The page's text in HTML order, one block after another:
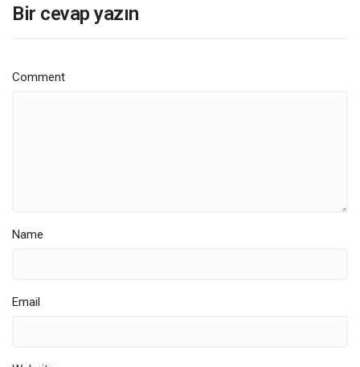
Bir cevap yazın
Comment
Name
Email